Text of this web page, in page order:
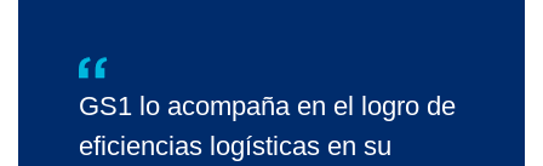
GS1 lo acompaña en el logro de
eficiencias logísticas en su